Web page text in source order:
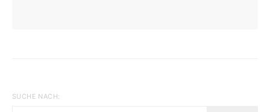
SUCHE NACH: